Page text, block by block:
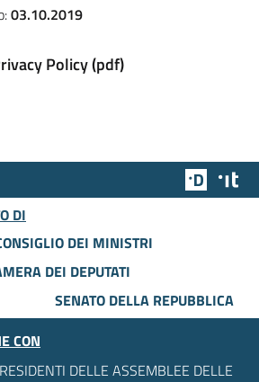
03.10.2019
Policy (pdf)
Team
DI
DEI MINISTRI
DEI DEPUTATI
SENATO DELLA REPUBBLICA
CON
DELLE ASSEMBLEE DELLE